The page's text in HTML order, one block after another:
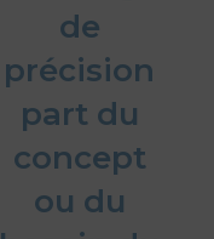
de
précision
part du
concept
ou du